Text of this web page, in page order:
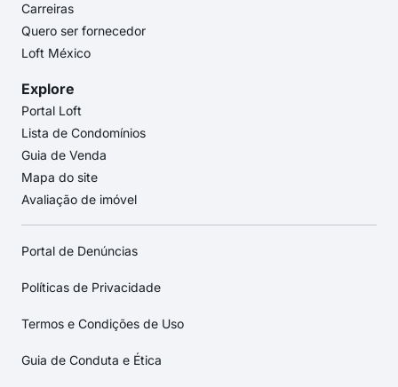
Carreiras
Quero ser fornecedor
Loft México
Explore
Portal Loft
Lista de Condomínios
Guia de Venda
Mapa do site
Avaliação de imóvel
Portal de Denúncias
Políticas de Privacidade
Termos e Condições de Uso
Guia de Conduta e Ética